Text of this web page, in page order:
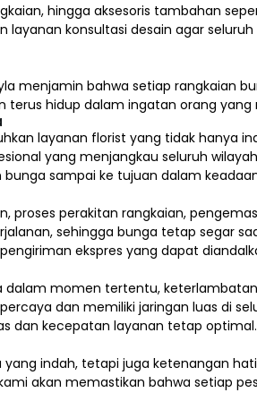
hingga aksesoris tambahan
konsultasi desain agar
menjamin bahwa setiap rangkaian
terus hidup dalam ingatan orang
layanan florist yang tidak hanya
yang menjangkau seluruh
sampai ke tujuan dalam
proses perakitan rangkaian,
sehingga bunga tetap segar
ekspres yang dapat
momen tertentu,
dan memiliki jaringan luas di
dan kecepatan layanan tetap optimal.
indah, tetapi juga ketenangan
akan memastikan bahwa setiap